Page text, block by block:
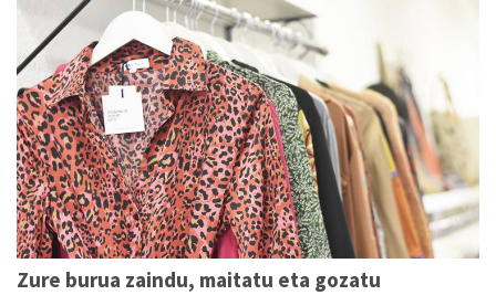
Zure burua zaindu, maitatu eta gozatu